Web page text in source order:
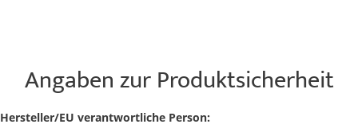
Angaben zur Produktsicherheit
Hersteller/EU verantwortliche Person: